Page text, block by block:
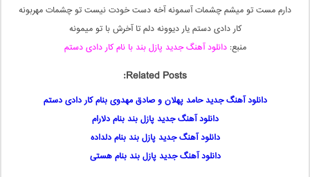
دارم مست تو میشم چشمات آسمونه آخه دست خودت نیست تو چشمات مهربونه
کار دادی دستم یار دیوونه دلم تا آخرش با تو میمونه
منبع:دانلود آهنگ جدید پازل بند با نام کار دادی دستم
Related Posts:
دانلود آهنگ جدید حامد پهلان و صادق مهدوی بنام کار دادی دستم
دانلود آهنگ جدید پازل بند بنام دلارام
دانلود آهنگ جدید پازل بند بنام دلداده
دانلود آهنگ جدید پازل بند بنام هستی